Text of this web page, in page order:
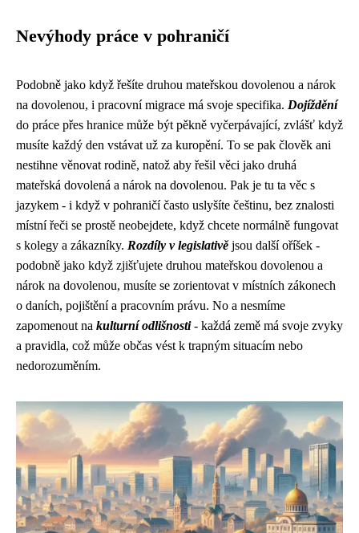
Nevýhody práce v pohraničí
Podobně jako když řešíte druhou mateřskou dovolenou a nárok
na dovolenou, i pracovní migrace má svoje specifika. Dojíždění
do práce přes hranice může být pěkně vyčerpávající, zvlášť když
musíte každý den vstávat už za kuropění. To se pak člověk ani
nestihne věnovat rodině, natož aby řešil věci jako druhá
mateřská dovolená a nárok na dovolenou. Pak je tu ta věc s
jazykem - i když v pohraničí často uslyšíte češtinu, bez znalosti
místní řeči se prostě neobejdete, když chcete normálně fungovat
s kolegy a zákazníky. Rozdíly v legislativějsou další oříšek -
podobně jako když zjišťujete druhou mateřskou dovolenou a
nárok na dovolenou, musíte se zorientovat v místních zákonech
o daních, pojištění a pracovním právu. No a nesmíme
zapomenout na kulturní odlišnosti- každá země má svoje zvyky
a pravidla, což může občas vést k trapným situacím nebo
nedorozuměním.